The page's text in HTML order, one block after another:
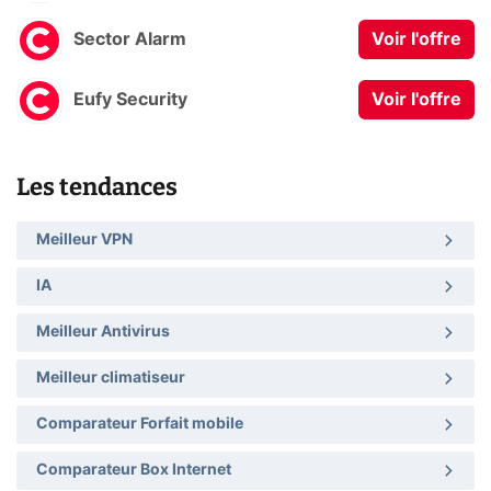
Sector Alarm Voir l'offre
Eufy Security Voir l'offre
Les tendances
Meilleur VPN
IA
Meilleur Antivirus
Meilleur climatiseur
Comparateur Forfait mobile
Comparateur Box Internet